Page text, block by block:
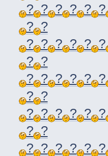
? ? ? ? ? ?
? ?
? ? ? ? ? ?
? ?
? ? ? ? ? ?
? ?
? ? ? ? ? ?
? ?
? ? ? ? ? ?